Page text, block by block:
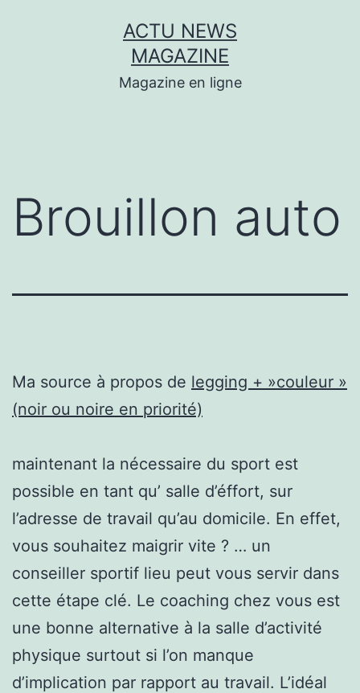
ACTU NEWS
MAGAZINE
Magazine en ligne
Brouillon auto
Ma source à propos de legging + »couleur »
(noir ou noire en priorité)
maintenant la nécessaire du sport est
possible en tant qu’ salle d’éffort, sur
l’adresse de travail qu’au domicile. En effet,
vous souhaitez maigrir vite ? … un
conseiller sportif lieu peut vous servir dans
cette étape clé. Le coaching chez vous est
une bonne alternative à la salle d’activité
physique surtout si l’on manque
d’implication par rapport au travail. L’idéal